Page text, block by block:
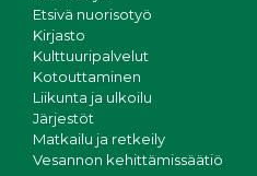
Etsivä nuorisotyö
Kirjasto
Kulttuuripalvelut
Kotouttaminen
Liikunta ja ulkoilu
Järjestöt
Matkailu ja retkeily
Vesannon kehittämissäätiö